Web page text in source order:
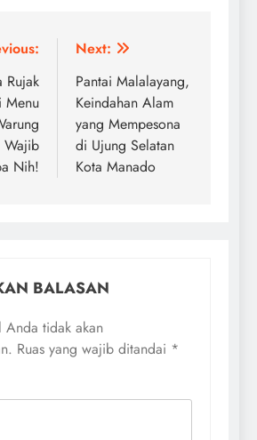
Rujak
Menu
Wajib
Nih!
Next:
Pantai Malalayang,
Keindahan Alam
yang Mempesona
di Ujung Selatan
Kota Manado
BALASAN
Anda tidak akan
Ruas yang wajib ditandai *